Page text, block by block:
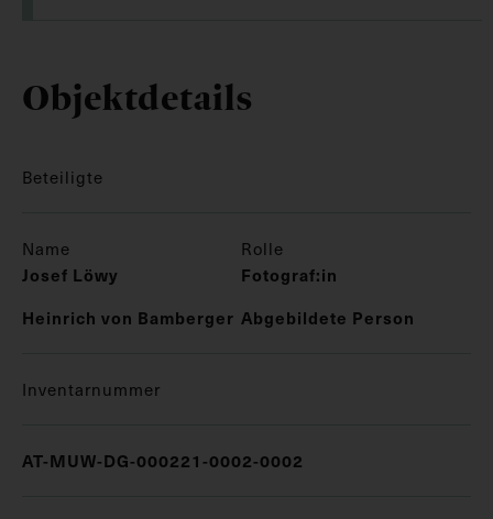
Objektdetails
Beteiligte
Name Rolle
Josef Löwy
Fotograf:in
Heinrich von Bamberger Abgebildete Person
Inventarnummer
AT-MUW-DG-000221-0002-0002